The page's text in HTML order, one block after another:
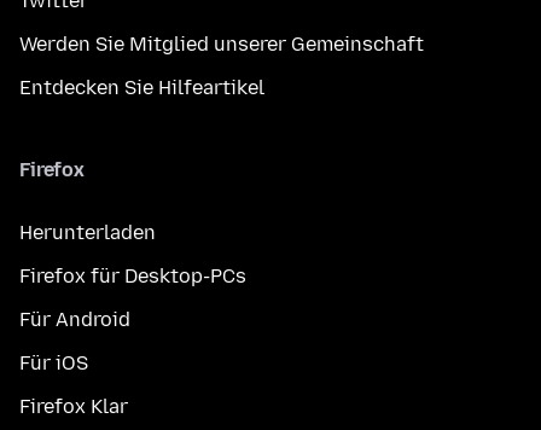
Werden Sie Mitglied unserer Gemeinschaft
Entdecken Sie Hilfeartikel
Firefox
Herunterladen
Firefox für Desktop-PCs
Für Android
Für iOS
Firefox Klar